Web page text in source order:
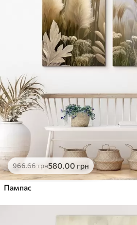
966.66грн580.00 грн
Пампас